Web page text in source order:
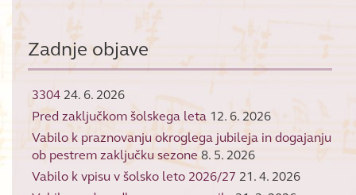
Zadnje objave
3304 24. 6. 2026
Pred zaključkom šolskega leta 12. 6. 2026
Vabilo k praznovanju okroglega jubileja in dogajanju
ob pestrem zaključku sezone 8. 5. 2026
Vabilo k vpisu v šolsko leto 2026/27 21. 4. 2026